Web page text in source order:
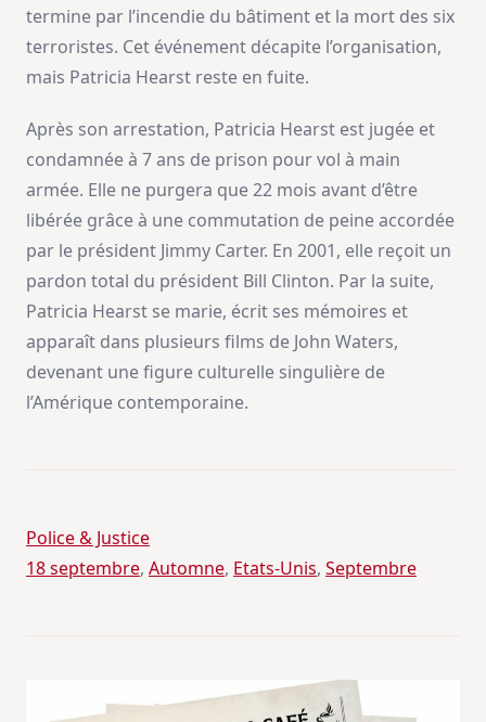
termine par l’incendie du bâtiment et la mort des six
terroristes. Cet événement décapite l’organisation,
mais Patricia Hearst reste en fuite.
Après son arrestation, Patricia Hearst est jugée et
condamnée à 7 ans de prison pour vol à main
armée. Elle ne purgera que 22 mois avant d’être
libérée grâce à une commutation de peine accordée
par le président Jimmy Carter. En 2001, elle reçoit un
pardon total du président Bill Clinton. Par la suite,
Patricia Hearst se marie, écrit ses mémoires et
apparaît dans plusieurs films de John Waters,
devenant une figure culturelle singulière de
l’Amérique contemporaine.
Police & Justice
18 septembre, Automne, Etats-Unis, Septembre